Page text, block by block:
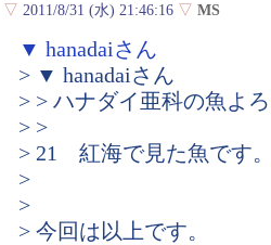
▽ 2011/8/31 (水) 21:46:16 ▽ MS
▼ hanadaiさん
> ▼ hanadaiさん
> > ハナダイ亜科の魚よ
> >
> 21 紅海で見た魚です
>
>
> 今回は以上です。